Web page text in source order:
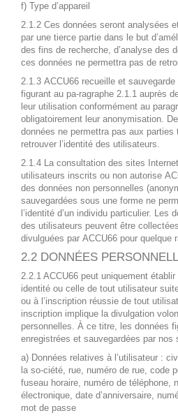
f) Type d’appareil
2.1.2 Ces données seront analysées
par une tierce partie dans le but
des fins de recherche, d’analyse des
ces données ne permettra pas de
2.1.3 ACCU66 recueille et
figurant au pa-ragraphe 2.1.1 auprès
leur utilisation conformément au
obligatoirement leur anonymisation.
données ne permettra pas aux parties
retrouver l’identité des utilisateurs.
2.1.4 La consultation des sites
utilisateurs inscrits ou non autorise
des données non personnelles
sauvegardées sous une forme ne
l’identité d’un individu particulier. Les
des utilisateurs peuvent être
divulguées par ACCU66 pour quelque
2.2 DONNÉES
2.2.1 ACCU66 peut uniquement
identité ou celle de tout utilisateur
ou à l’inscription réussie de tout
inscription implique la divulgation
personnelles. À ce titre, les données
enregistrées et sauvegardées par nos
a) Données relatives à l’utilisateur :
la so-ciété, rue, numéro de rue, code
fuseau horaire, numéro de téléphone,
électronique, date d’anniversaire,
mot de passe